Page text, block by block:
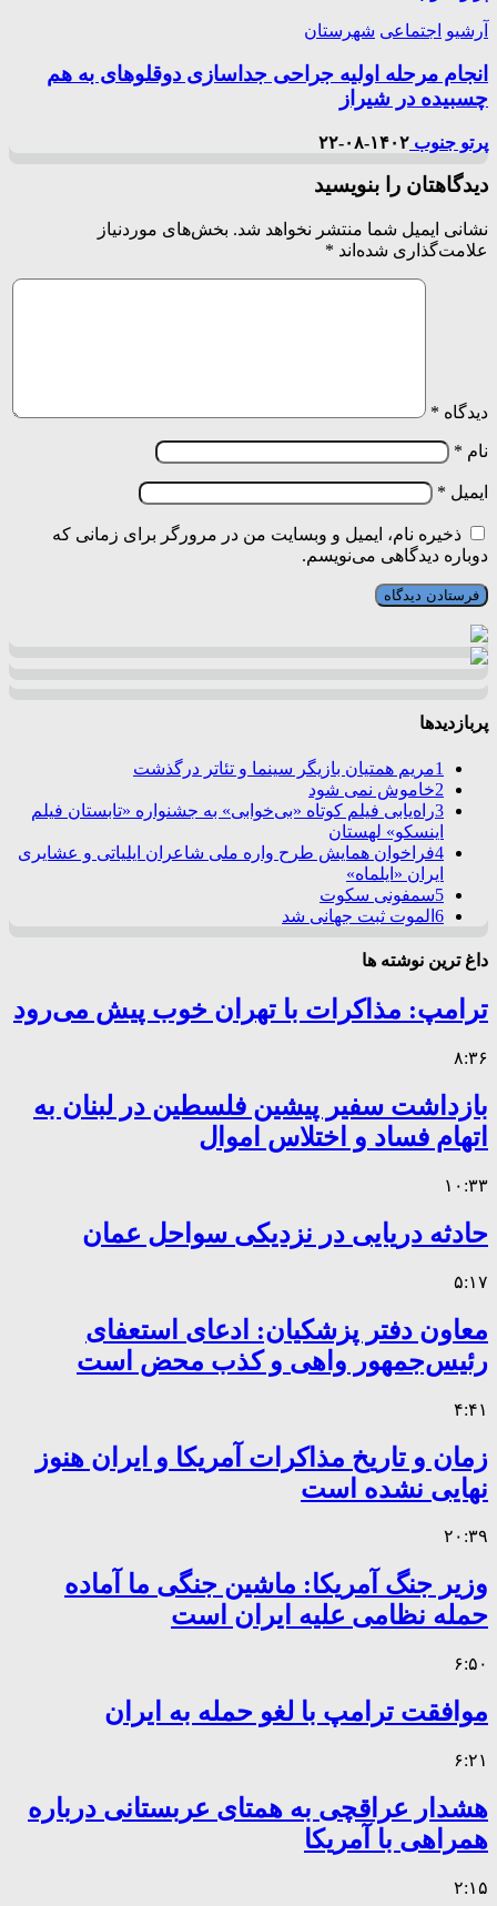
آرشیو اجتماعی شهرستان
انجام مرحله اولیه جراحی جداسازی دوقلوهای به هم
چسبیده در شیراز
پرتو جنوب ۱۴۰۲-۰۸-۲۲
دیدگاهتان را بنویسید
نشانی ایمیل شما منتشر نخواهد شد. بخش‌های موردنیاز
علامت‌گذاری شده‌اند *
دیدگاه *
نام *
ایمیل *
ذخیره نام، ایمیل و وبسایت من در مرورگر برای زمانی که
دوباره دیدگاهی می‌نویسم.
پربازدیدها
1مریم همتیان بازیگر سینما و تئاتر درگذشت
2خاموش نمی شود
3راه‌یابی فیلم کوتاه «بی‌خوابی» به جشنواره «تابستان فیلم
اینسکو» لهستان
4فراخوان همایش طرح واره ملی شاعران ایلیاتی و عشایری
ایران «ایلماه»
5سمفونی سکوت
6 الموت ثبت جهانی شد
داغ ترین نوشته ها
ترامپ: مذاکرات با تهران خوب پیش می‌رود
۸:۳۶
بازداشت سفیر پیشین فلسطین در لبنان به
اتهام فساد و اختلاس اموال
۱۰:۳۳
حادثه دریایی در نزدیکی سواحل عمان
۵:۱۷
معاون دفتر پزشکیان: ادعای استعفای
رئیس‌جمهور واهی و کذب محض است
۴:۴۱
زمان و تاریخ مذاکرات آمریکا و ایران هنوز
نهایی نشده است
۲۰:۳۹
وزیر جنگ آمریکا: ماشین جنگی ما آماده
حمله نظامی علیه ایران است
۶:۵۰
موافقت ترامپ با لغو حمله به ایران
۶:۲۱
هشدار عراقچی به همتای عربستانی درباره
همراهی با آمریکا
۲:۱۵